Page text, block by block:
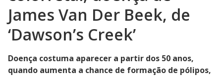
James Van Der Beek, de
‘Dawson’s Creek’
Doença costuma aparecer a partir dos 50 anos,
quando aumenta a chance de formação de pólipos,